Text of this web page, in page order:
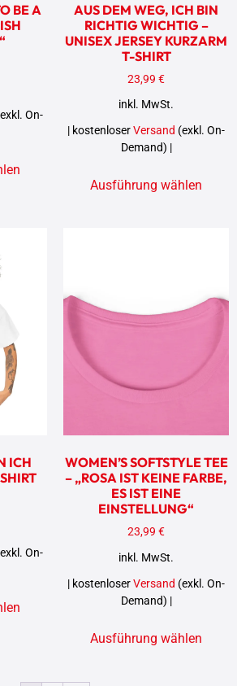
BE A
On-
AUS DEM WEG, ICH BIN
RICHTIG WICHTIG –
UNISEX JERSEY KURZARM
T-SHIRT
23,99 €
inkl. MwSt.
| kostenloserVersand (exkl. On-
Demand) |
Ausführung wählen
ICH
On-
WOMEN’S SOFTSTYLE TEE
– „ROSA IST KEINE FARBE,
ES IST EINE
EINSTELLUNG“
23,99 €
inkl. MwSt.
| kostenloserVersand (exkl. On-
Demand) |
Ausführung wählen